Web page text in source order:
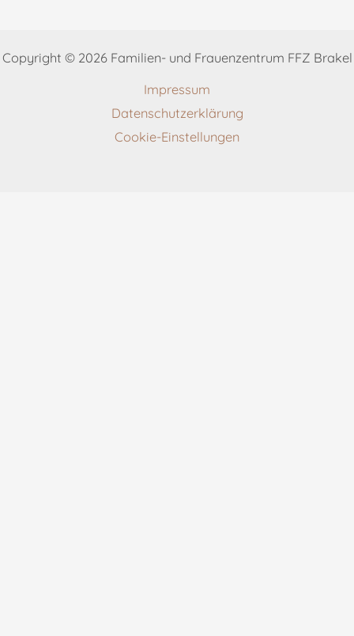
Copyright © 2026 Familien- und Frauenzentrum FFZ Brakel
Impressum
Datenschutzerklärung
Cookie-Einstellungen